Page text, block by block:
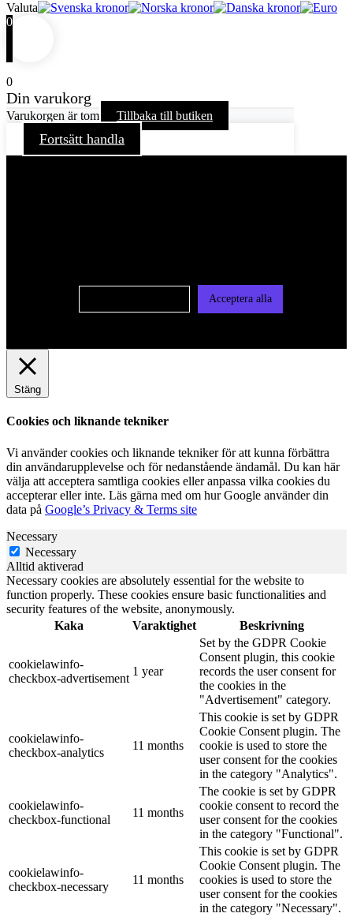
Valuta
0
0
Din varukorg
Varukorgen är tom Tillbaka till butiken
Fortsätt handla
Acceptera alla
Stäng
Cookies och liknande tekniker
Vi använder cookies och liknande tekniker för att kunna förbättra
din användarupplevelse och för nedanstående ändamål. Du kan här
välja att acceptera samtliga cookies eller anpassa vilka cookies du
accepterar eller inte. Läs gärna med om hur Google använder din
data på Google’s Privacy & Terms site
Necessary
Necessary
Alltid aktiverad
Necessary cookies are absolutely essential for the website to
function properly. These cookies ensure basic functionalities and
security features of the website, anonymously.
Kaka
Varaktighet Beskrivning
cookielawinfo-
checkbox-advertisement
1 year
Set by the GDPR Cookie
Consent plugin, this cookie
records the user consent for
the cookies in the
"Advertisement" category.
cookielawinfo-
checkbox-analytics
11 months
This cookie is set by GDPR
Cookie Consent plugin. The
cookie is used to store the
user consent for the cookies
in the category "Analytics".
cookielawinfo-
checkbox-functional
11 months
The cookie is set by GDPR
cookie consent to record the
user consent for the cookies
in the category "Functional".
cookielawinfo-
checkbox-necessary
11 months
This cookie is set by GDPR
Cookie Consent plugin. The
cookies is used to store the
user consent for the cookies
in the category "Necessary".